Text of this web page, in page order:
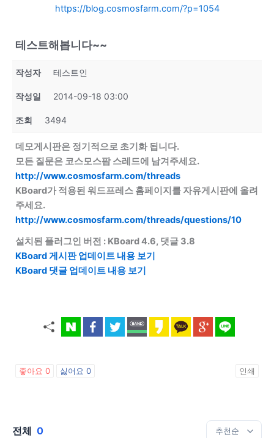
https://blog.cosmosfarm.com/?p=1054
테스트해봅니다~~
작성자 테스트인
작성일 2014-09-18 03:00
조회 3494
데모게시판은 정기적으로 초기화 됩니다.
모든 질문은 코스모스팜 스레드에 남겨주세요.
http://www.cosmosfarm.com/threads
KBoard가 적용된 워드프레스 홈페이지를 자유게시판에 올려
주세요.
http://www.cosmosfarm.com/threads/questions/10
설치된 플러그인 버전 : KBoard 4.6, 댓글 3.8
KBoard 게시판 업데이트 내용 보기
KBoard 댓글 업데이트 내용 보기
좋아요 0 싫어요 0 인쇄
전체 0